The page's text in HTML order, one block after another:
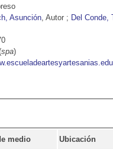
Asunción, Autor ; Del Conde,
spa)
medio Ubicación